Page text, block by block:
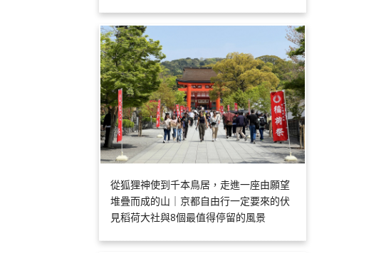
從狐狸神使到千本鳥居，走進一座由願望
堆疊而成的山｜京都自由行一定要來的伏
見稻荷大社與8個最值得停留的風景